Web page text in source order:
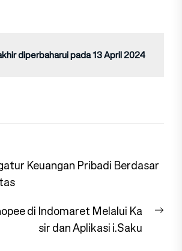
diperbaharui pada 13 April 2024
Keuangan Pribadi Berdasar
di Indomaret Melalui Ka
sir dan Aplikasi i.Saku